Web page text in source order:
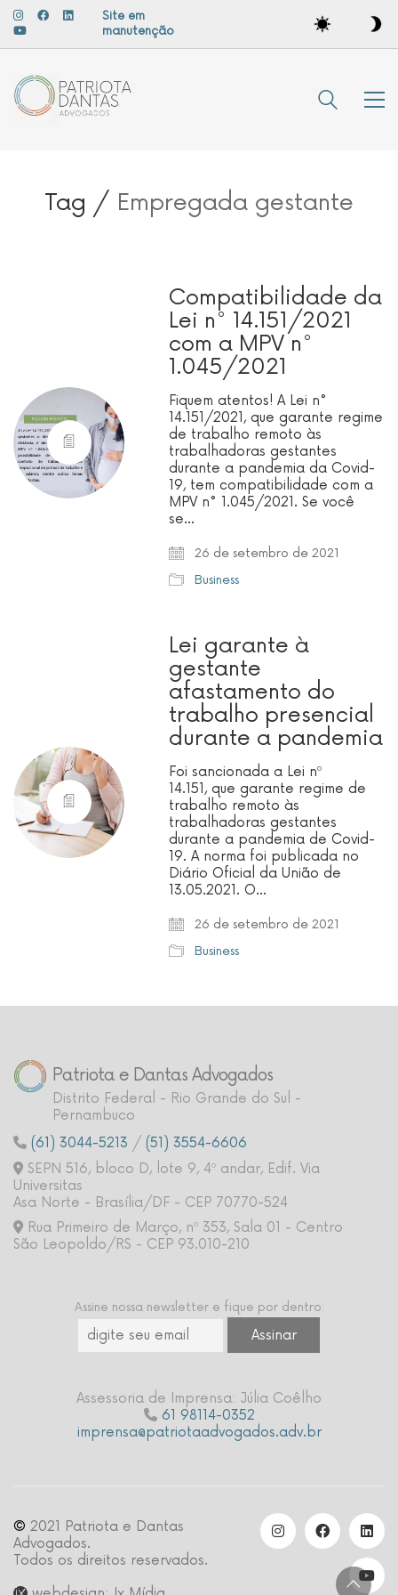
Site em
manutenção
Tag / Empregada gestante
Compatibilidade da
Lei n° 14.151/2021
com a MPV n°
1.045/2021
Fiquem atentos! A Lei n°
14.151/2021, que garante regime
de trabalho remoto às
trabalhadoras gestantes
durante a pandemia da Covid-
19, tem compatibilidade com a
MPV n° 1.045/2021. Se você
se…
26 de setembro de 2021
Business
Lei garante à
gestante
afastamento do
trabalho presencial
durante a pandemia
Foi sancionada a Lei nº
14.151, que garante regime de
trabalho remoto às
trabalhadoras gestantes
durante a pandemia de Covid-
19. A norma foi publicada no
Diário Oficial da União de
13.05.2021. O…
26 de setembro de 2021
Business
Patriota e Dantas Advogados
Distrito Federal - Rio Grande do Sul -
Pernambuco
(61) 3044-5213 / (51) 3554-6606
SEPN 516, bloco D, lote 9, 4º andar, Edif. Via
Universitas
Asa Norte - Brasília/DF - CEP 70770-524
Rua Primeiro de Março, nº 353, Sala 01 - Centro
São Leopoldo/RS - CEP 93.010-210
Assine nossa newsletter e fique por dentro:
Assessoria de Imprensa: Júlia Coêlho
61 98114-0352
imprensa@patriotaadvogados.adv.br
© 2021 Patriota e Dantas
Advogados.
Todos os direitos reservados.